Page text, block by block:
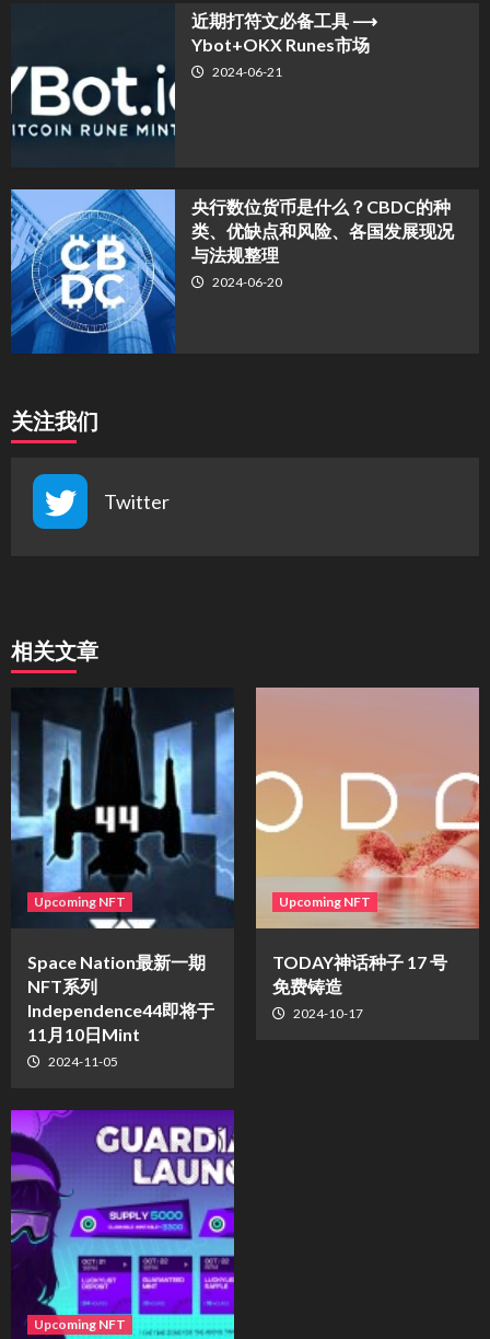
近期打符文必备工具 ⟶
Ybot+OKX Runes市场
2024-06-21
央行数位货币是什么？CBDC的种
类、优缺点和风险、各国发展现况
与法规整理
2024-06-20
关注我们
Twitter
相关文章
Upcoming NFT
Space Nation最新一期
NFT系列
Independence44即将于
11月10日Mint
2024-11-05
Upcoming NFT
TODAY神话种子 17 号
免费铸造
2024-10-17
Upcoming NFT